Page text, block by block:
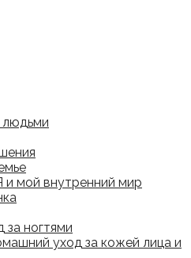
и мой внутренний мир
ногтями
уход за кожей лица и